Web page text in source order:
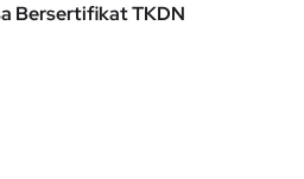
Bersertifikat TKDN